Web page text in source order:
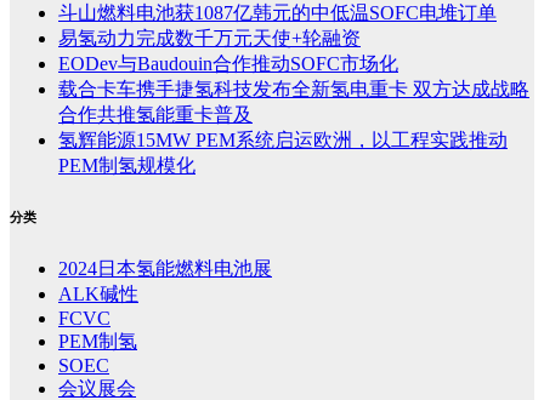
斗山燃料电池获1087亿韩元的中低温SOFC电堆订单
易氢动力完成数千万元天使+轮融资
EODev与Baudouin合作推动SOFC市场化
载合卡车携手捷氢科技发布全新氢电重卡 双方达成战略
合作共推氢能重卡普及
氢辉能源15MW PEM系统启运欧洲，以工程实践推动
PEM制氢规模化
分类
2024日本氢能燃料电池展
ALK碱性
FCVC
PEM制氢
SOEC
会议展会